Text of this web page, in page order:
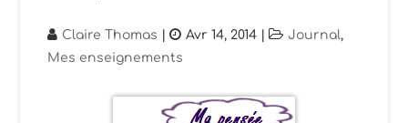
Claire Thomas | Avr 14, 2014 | Journal,
Mes enseignements